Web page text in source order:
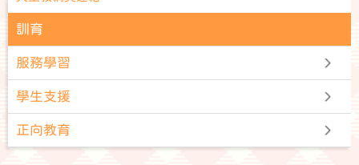
訓育
服務學習
學生支援
正向教育